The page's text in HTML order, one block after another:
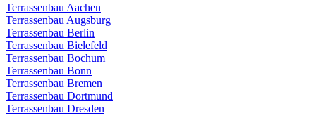
Terrassenbau Aachen
Terrassenbau Augsburg
Terrassenbau Berlin
Terrassenbau Bielefeld
Terrassenbau Bochum
Terrassenbau Bonn
Terrassenbau Bremen
Terrassenbau Dortmund
Terrassenbau Dresden